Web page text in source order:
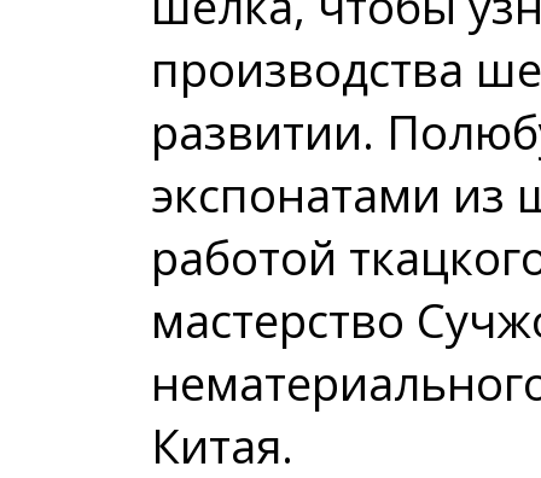
производства
развитии.
экспонатами из
работой
мастерство
Китая.